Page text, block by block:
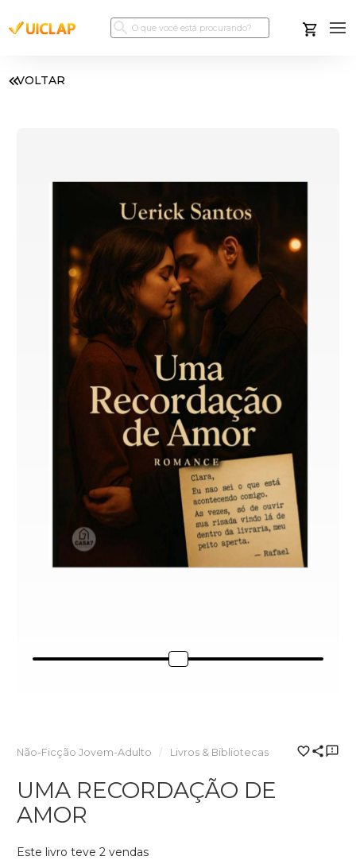
VOLTAR
Não-Ficção Jovem-Adulto Livros & Bibliotecas
UMA RECORDAÇÃO DE
AMOR
Este livro teve 2 vendas